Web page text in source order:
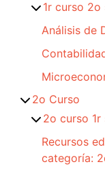
1r curso 2o
Análisis de
2o Curso
2o curso 1r
Recursos
categoría: